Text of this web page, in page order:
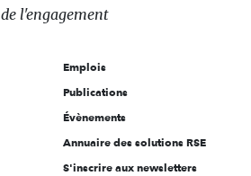
de l'engagement
Emplois
Publications
Évènements
Annuaire des solutions RSE
S'inscrire aux newsletters